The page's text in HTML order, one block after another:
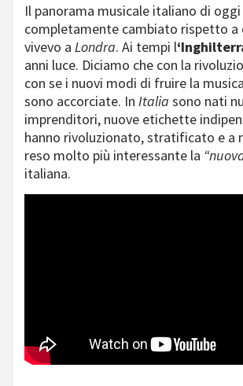
Il panorama musicale italiano di oggi
completamente cambiato rispetto a
vivevo a Londra. Ai tempi l
anni luce. Diciamo che con la
con se i nuovi modi di fruire la
sono accorciate. In Italia sono nati
imprenditori, nuove etichette
hanno rivoluzionato, stratificato e a
reso molto più interessante la
italiana.